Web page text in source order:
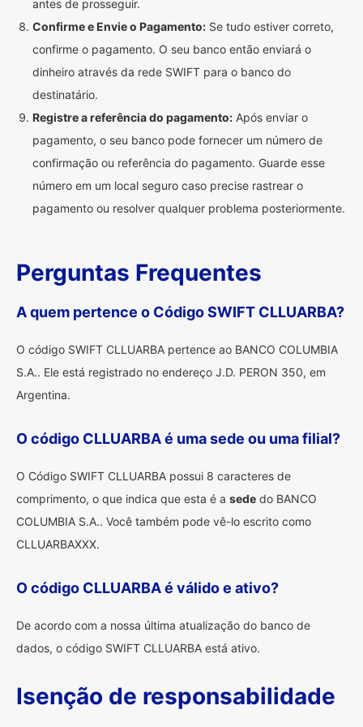
antes de prosseguir.
Confirme e Envie o Pagamento: Se tudo estiver correto,
confirme o pagamento. O seu banco então enviará o
dinheiro através da rede SWIFT para o banco do
destinatário.
Registre a referência do pagamento: Após enviar o
pagamento, o seu banco pode fornecer um número de
confirmação ou referência do pagamento. Guarde esse
número em um local seguro caso precise rastrear o
pagamento ou resolver qualquer problema posteriormente.
Perguntas Frequentes
A quem pertence o Código SWIFT CLLUARBA?
O código SWIFT CLLUARBA pertence ao BANCO COLUMBIA
S.A.. Ele está registrado no endereço J.D. PERON 350, em
Argentina.
O código CLLUARBA é uma sede ou uma filial?
O Código SWIFT CLLUARBA possui 8 caracteres de
comprimento, o que indica que esta é a sede do BANCO
COLUMBIA S.A.. Você também pode vê-lo escrito como
CLLUARBAXXX.
O código CLLUARBA é válido e ativo?
De acordo com a nossa última atualização do banco de
dados, o código SWIFT CLLUARBA está ativo.
Isenção de responsabilidade